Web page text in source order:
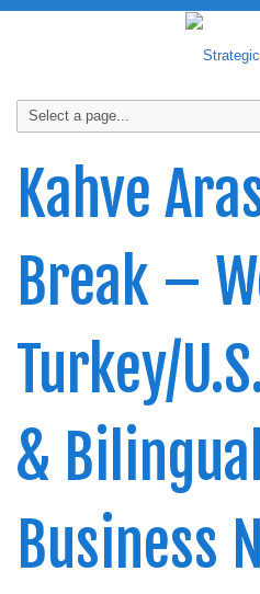
Kahve
Break –
Turkey/
& Bilingual
Business